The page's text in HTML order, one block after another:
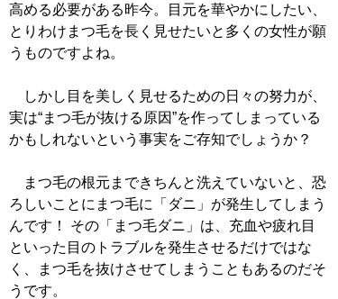
高める必要がある昨今。目元を華やかにしたい、
とりわけまつ毛を長く見せたいと多くの女性が願
うものですよね。
しかし目を美しく見せるための日々の努力が、
実は“まつ毛が抜ける原因”を作ってしまっている
かもしれないという事実をご存知でしょうか？
まつ毛の根元まできちんと洗えていないと、恐
ろしいことにまつ毛に「ダニ」が発生してしまう
んです！ その「まつ毛ダニ」は、充血や疲れ目
といった目のトラブルを発生させるだけではな
く、まつ毛を抜けさせてしまうこともあるのだそ
うです。